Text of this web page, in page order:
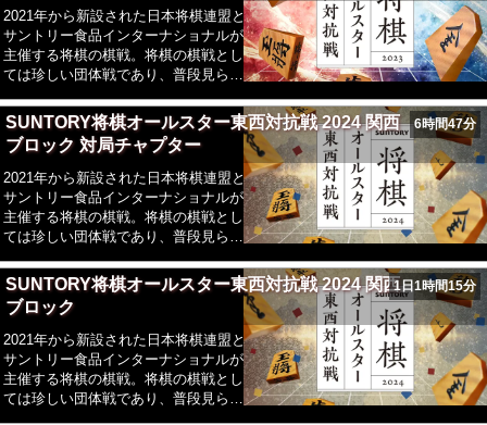
2021年から新設された日本将棋連盟と
サントリー食品インターナショナルが
主催する将棋の棋戦。将棋の棋戦とし
ては珍しい団体戦であり、普段見られ
戦い。東西所属の棋士それぞれファン
投票により選抜された3名、予選を通
過した棋士3名、計6名同士を選抜。
SUNTORY将棋オールスター東西対抗戦 2024 関西
ブロック 対局チャプター
6時間47分
2021年から新設された日本将棋連盟と
サントリー食品インターナショナルが
主催する将棋の棋戦。将棋の棋戦とし
ては珍しい団体戦であり、普段見られ
戦い。東西所属の棋士それぞれファン
投票により選抜された3名、予選を通
過した棋士3名、計6名同士を選抜。
SUNTORY将棋オールスター東西対抗戦 2024 関西
ブロック
1日1時間15分
2021年から新設された日本将棋連盟と
サントリー食品インターナショナルが
主催する将棋の棋戦。将棋の棋戦とし
ては珍しい団体戦であり、普段見られ